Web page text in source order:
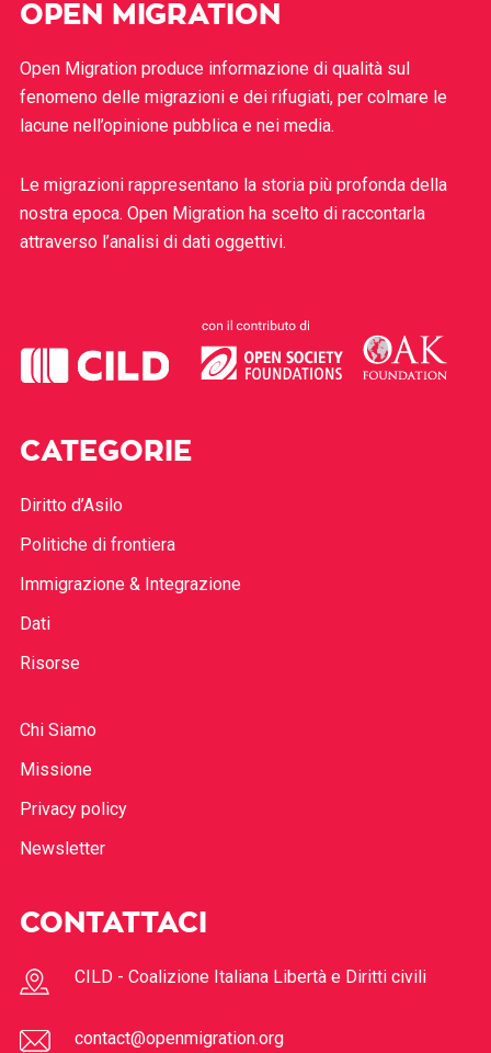
OPEN MIGRATION
Open Migration produce informazione di qualità sul
fenomeno delle migrazioni e dei rifugiati, per colmare le
lacune nell’opinione pubblica e nei media.
Le migrazioni rappresentano la storia più profonda della
nostra epoca. Open Migration ha scelto di raccontarla
attraverso l’analisi di dati oggettivi.
CATEGORIE
Diritto d’Asilo
Politiche di frontiera
Immigrazione & Integrazione
Dati
Risorse
Chi Siamo
Missione
Privacy policy
Newsletter
CONTATTACI
CILD - Coalizione Italiana Libertà e Diritti civili
contact@openmigration.org